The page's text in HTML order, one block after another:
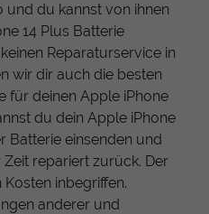
und du kannst von ihnen
14 Plus Batterie
Reparaturservice in
wir dir auch die besten
für deinen Apple iPhone
du dein Apple iPhone
Batterie einsenden und
repariert zurück. Der
Kosten inbegriffen.
anderer und